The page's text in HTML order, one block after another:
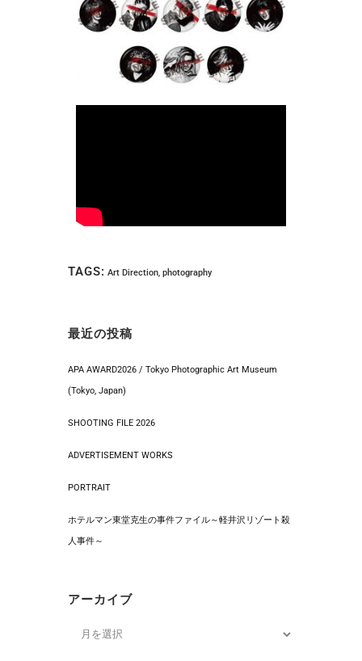
TAGS: Art Direction, photography
最近の投稿
APA AWARD2026 / Tokyo Photographic Art Museum
(Tokyo, Japan)
SHOOTING FILE 2026
ADVERTISEMENT WORKS
PORTRAIT
ホテルマン東堂克生の事件ファイル～軽井沢リゾート殺
人事件～
アーカイブ